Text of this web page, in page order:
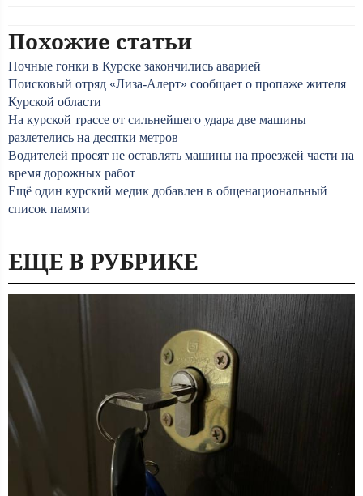
Похожие статьи
Ночные гонки в Курске закончились аварией
Поисковый отряд «Лиза-Алерт» сообщает о пропаже жителя
Курской области
На курской трассе от сильнейшего удара две машины
разлетелись на десятки метров
Водителей просят не оставлять машины на проезжей части на
время дорожных работ
Ещё один курский медик добавлен в общенациональный
список памяти
ЕЩЕ В РУБРИКЕ